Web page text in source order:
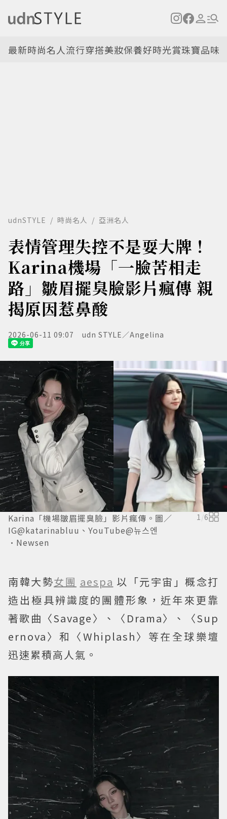
最新時尚名人流行穿搭美妝保養好時光賞珠寶品味
udnSTYLE 時尚名人 亞洲名人
表情管理失控不是耍大牌！
Karina機場「一臉苦相走
路」皺眉擺臭臉影片瘋傳 親
揭原因惹鼻酸
2026-06-11 09:07 udn STYLE／Angelina
Karina「機場皺眉擺臭臉」影片瘋傳。圖／
IG@katarinabluu、YouTube@뉴스엔
·Newsen
1/6
南韓大勢女團 aespa 以「元宇宙」概念打
造出極具辨識度的團體形象，近年來更靠
著歌曲〈Savage〉、〈Drama〉、〈Sup
ernova〉和〈Whiplash〉等在全球樂壇
迅速累積高人氣。